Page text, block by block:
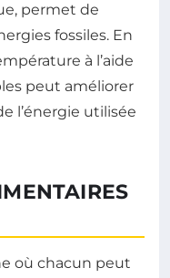
permet de
fossiles. En
à l’aide
peut améliorer
l’énergie utilisée
où chacun peut